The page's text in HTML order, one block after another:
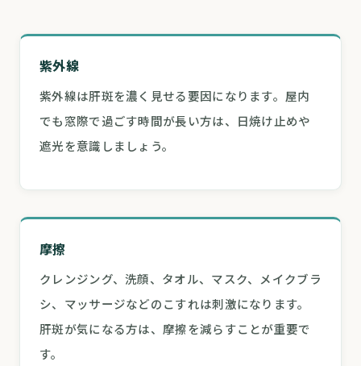
紫外線
紫外線は肝斑を濃く見せる要因になります。屋内
でも窓際で過ごす時間が長い方は、日焼け止めや
遮光を意識しましょう。
摩擦
クレンジング、洗顔、タオル、マスク、メイクブラ
シ、マッサージなどのこすれは刺激になります。
肝斑が気になる方は、摩擦を減らすことが重要で
す。